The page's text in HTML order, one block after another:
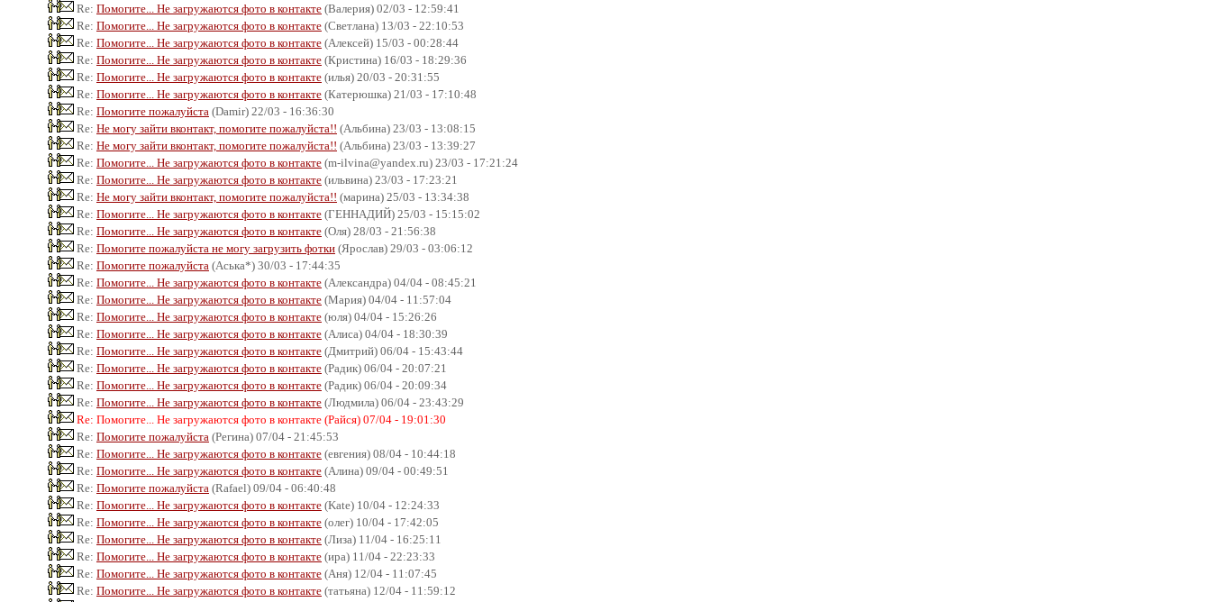
Re: Помогите... Не загружаются фото в контакте (Валерия) 02/03 - 12:59:41
Re: Помогите... Не загружаются фото в контакте (Светлана) 13/03 - 22:10:53
Re: Помогите... Не загружаются фото в контакте (Алексей) 15/03 - 00:28:44
Re: Помогите... Не загружаются фото в контакте (Кристина) 16/03 - 18:29:36
Re: Помогите... Не загружаются фото в контакте (илья) 20/03 - 20:31:55
Re: Помогите... Не загружаются фото в контакте (Катерюшка) 21/03 - 17:10:48
Re: Помогите пожалуйста (Damir) 22/03 - 16:36:30
Re: Не могу зайти вконтакт, помогите пожалуйста!! (Альбина) 23/03 - 13:08:15
Re: Не могу зайти вконтакт, помогите пожалуйста!! (Альбина) 23/03 - 13:39:27
Re: Помогите... Не загружаются фото в контакте (m-ilvina@yandex.ru) 23/03 - 17:21:24
Re: Помогите... Не загружаются фото в контакте (ильвина) 23/03 - 17:23:21
Re: Не могу зайти вконтакт, помогите пожалуйста!! (марина) 25/03 - 13:34:38
Re: Помогите... Не загружаются фото в контакте (ГЕННАДИЙ) 25/03 - 15:15:02
Re: Помогите... Не загружаются фото в контакте (Оля) 28/03 - 21:56:38
Re: Помогите пожалуйста не могу загрузить фотки (Ярослав) 29/03 - 03:06:12
Re: Помогите пожалуйста (Аська*) 30/03 - 17:44:35
Re: Помогите... Не загружаются фото в контакте (Александра) 04/04 - 08:45:21
Re: Помогите... Не загружаются фото в контакте (Мария) 04/04 - 11:57:04
Re: Помогите... Не загружаются фото в контакте (юля) 04/04 - 15:26:26
Re: Помогите... Не загружаются фото в контакте (Алиса) 04/04 - 18:30:39
Re: Помогите... Не загружаются фото в контакте (Дмитрий) 06/04 - 15:43:44
Re: Помогите... Не загружаются фото в контакте (Радик) 06/04 - 20:07:21
Re: Помогите... Не загружаются фото в контакте (Радик) 06/04 - 20:09:34
Re: Помогите... Не загружаются фото в контакте (Людмила) 06/04 - 23:43:29
Re: Помогите... Не загружаются фото в контакте (Райся) 07/04 - 19:01:30
Re: Помогите пожалуйста (Регина) 07/04 - 21:45:53
Re: Помогите... Не загружаются фото в контакте (евгения) 08/04 - 10:44:18
Re: Помогите... Не загружаются фото в контакте (Алина) 09/04 - 00:49:51
Re: Помогите пожалуйста (Rafael) 09/04 - 06:40:48
Re: Помогите... Не загружаются фото в контакте (Kate) 10/04 - 12:24:33
Re: Помогите... Не загружаются фото в контакте (олег) 10/04 - 17:42:05
Re: Помогите... Не загружаются фото в контакте (Лиза) 11/04 - 16:25:11
Re: Помогите... Не загружаются фото в контакте (ира) 11/04 - 22:23:33
Re: Помогите... Не загружаются фото в контакте (Аня) 12/04 - 11:07:45
Re: Помогите... Не загружаются фото в контакте (татьяна) 12/04 - 11:59:12